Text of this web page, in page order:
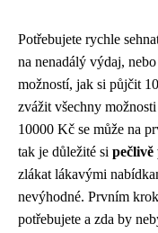
Potřebujete rychle
na nenadálý výdaj,
možností, jak si půjčit
zvážit všechny
10000 Kč se může na
tak je důležité si
zlákat lákavými
nevýhodné. Prvním
potřebujete a zda by